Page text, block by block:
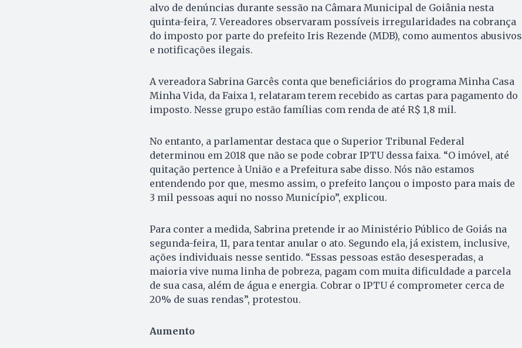
alvo de denúncias durante sessão na Câmara Municipal de Goiânia nesta
quinta-feira, 7. Vereadores observaram possíveis irregularidades na cobrança
do imposto por parte do prefeito Iris Rezende (MDB), como aumentos abusivos
e notificações ilegais.
A vereadora Sabrina Garcês conta que beneficiários do programa Minha Casa
Minha Vida, da Faixa 1, relataram terem recebido as cartas para pagamento do
imposto. Nesse grupo estão famílias com renda de até R$ 1,8 mil.
No entanto, a parlamentar destaca que o Superior Tribunal Federal
determinou em 2018 que não se pode cobrar IPTU dessa faixa. “O imóvel, até
quitação pertence à União e a Prefeitura sabe disso. Nós não estamos
entendendo por que, mesmo assim, o prefeito lançou o imposto para mais de
3 mil pessoas aqui no nosso Município”, explicou.
Para conter a medida, Sabrina pretende ir ao Ministério Público de Goiás na
segunda-feira, 11, para tentar anular o ato. Segundo ela, já existem, inclusive,
ações individuais nesse sentido. “Essas pessoas estão desesperadas, a
maioria vive numa linha de pobreza, pagam com muita dificuldade a parcela
de sua casa, além de água e energia. Cobrar o IPTU é comprometer cerca de
20% de suas rendas”, protestou.
Aumento